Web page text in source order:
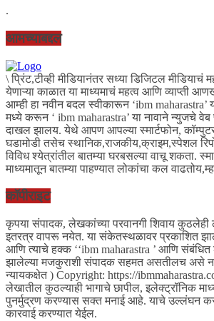
.
आमच्याबद्दल
\ प्रिंट,टीव्ही मीडियानंतर सध्या डिजिटल मीडियाचं
येणाऱ्या काळात या माध्यमाचं महत्व आणि व्याप्ती
आम्ही हा नवीन बदल स्वीकारून ‘ibm maharastra’
मध्ये करून ‘ ibm maharastra’ या नावाने न्युजचे
दाखल झालय. येथे आपण आपल्या स्मार्टफोन,
घडामोडी तसेच स्थानिक,राजकीय,क्राइम,स्पेशल
विविध श्येत्रांतील बातम्या घरबसल्या वाचू शकता.
माध्यमातून बातम्या पाहण्यात लोकांचा कल
कॉपीराइट
कृपया संपादक, लेखकांच्या परवानगी शिवाय
इतरत्र वापरू नयेत. या संकेतस्थळावर प्रकाशित
आणि त्याचे हक्क ‘‘ibm maharastra ’ आणि
झालेल्या मजकुराशी संपादक सहमत असतीलच असे
न्यायकक्षेत ) Copyright: https://
लेखातील कुठल्याही भागाचे छापील, इलेक्ट्रॉनिक
पुनर्मुद्रण करण्यास सक्त मनाई आहे. याचे उल्लंघन
कारवाई करण्यात येईल.